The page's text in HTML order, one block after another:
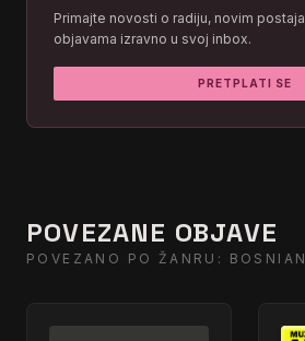
Primajte novosti o radiju, novim
objavama izravno u svoj inbox.
PRETPLATI SE
POVEZANE OBJAVE
POVEZANO PO ŽANRU: BOSNIAN